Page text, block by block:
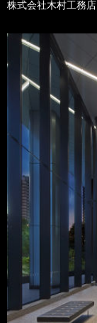
株式会社木村工務店